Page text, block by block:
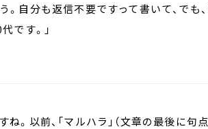
。自分も返信不要ですって書いて、でも
です。」
。以前、「マルハラ」（文章の最後に句